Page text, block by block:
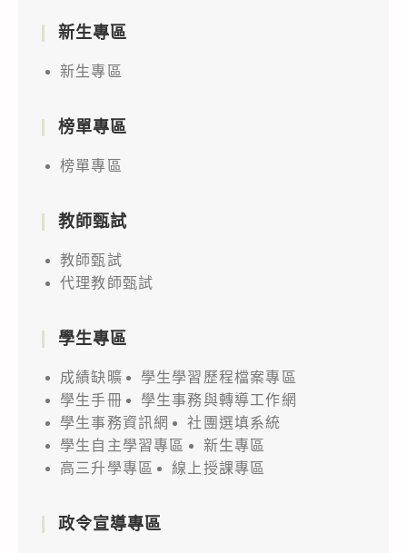
新生專區
新生專區
榜單專區
榜單專區
教師甄試
教師甄試
代理教師甄試
學生專區
成績缺曠
學生學習歷程檔案專區
學生手冊
學生事務與轉導工作網
學生事務資訊網
社團選填系統
學生自主學習專區
新生專區
高三升學專區
線上授課專區
政令宣導專區